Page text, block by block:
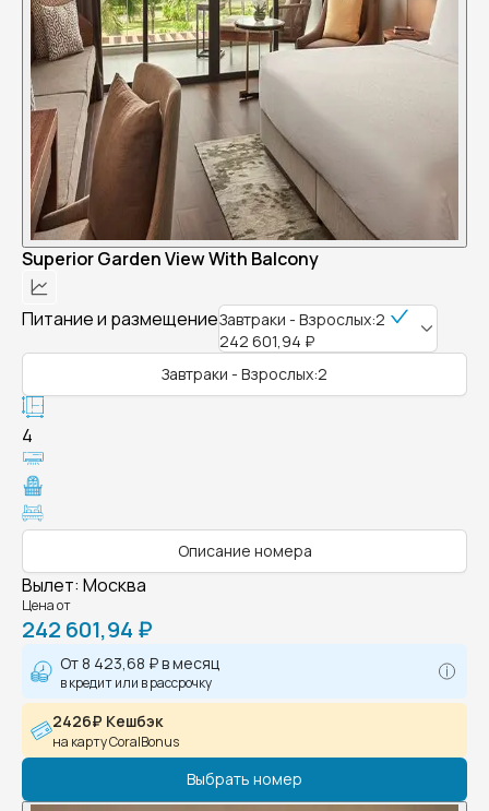
Superior Garden View With Balcony
Питание и размещениеЗавтраки - Взрослых:2
242 601,94 ₽
Завтраки - Взрослых:2
4
Описание номера
Вылет: Москва
Цена от
242 601,94 ₽
От 8 423,68 ₽в месяц
в кредит или в рассрочку
2426₽ Кешбэк
на карту CoralBonus
Выбрать номер